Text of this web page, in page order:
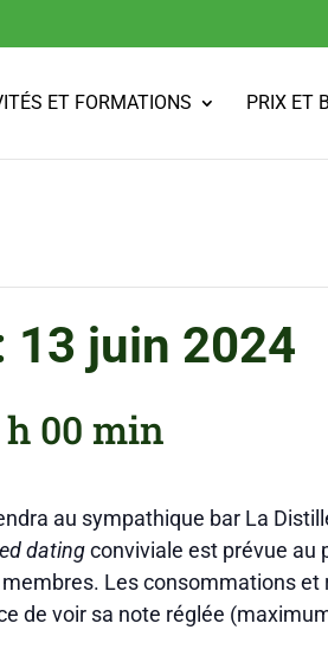
ET FORMATIONS PRIX ET
13 juin 2024
h 00 min
au sympathique bar La
datingconviviale est prévue au
Les consommations
de voir sa note réglée